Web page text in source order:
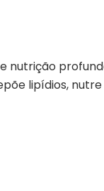
nutrição
lipídios,